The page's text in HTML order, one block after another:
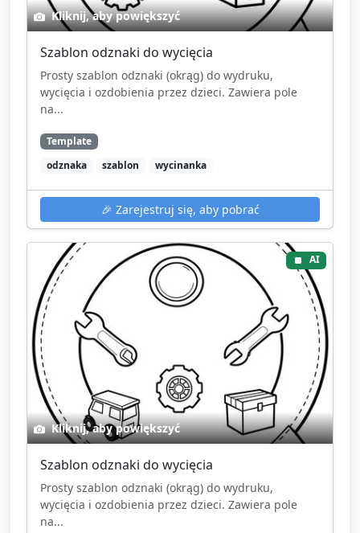
Kliknij, aby powiększyć
Szablon odznaki do wycięcia
Prosty szablon odznaki (okrąg) do wydruku,
wycięcia i ozdobienia przez dzieci. Zawiera pole
na...
Template
odznaka
szablon wycinanka
🎉 Zarejestruj się, aby pobrać
AI
Kliknij, aby powiększyć
Szablon odznaki do wycięcia
Prosty szablon odznaki (okrąg) do wydruku,
wycięcia i ozdobienia przez dzieci. Zawiera pole
na...